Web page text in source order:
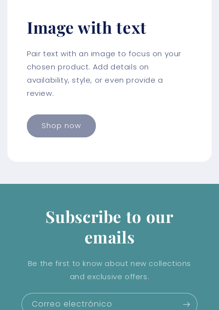
Image with text
Pair text with an image to focus on your
chosen product. Add details on
availability, style, or even provide a
review.
Shop now
Subscribe to our
emails
Be the first to know about new collections
and exclusive offers.
Correo electrónico